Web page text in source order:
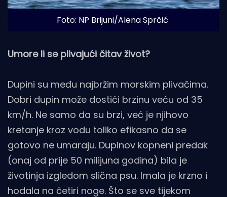
Foto: NP Brijuni/Alena Sprčić
Umore li se plivajući čitav život?
Dupini su među najbržim morskim plivačima.
Dobri dupin može dostići brzinu veću od 35
km/h. Ne samo da su brzi, već je njihovo
kretanje kroz vodu toliko efikasno da se
gotovo ne umaraju. Dupinov kopneni predak
(onaj od prije 50 milijuna godina) bila je
životinja izgledom slična psu. Imala je krzno i
hodala na četiri noge. Što se sve tijekom